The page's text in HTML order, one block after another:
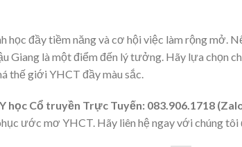
học đầy tiềm năng và cơ hội việc làm rộng mở.
Giang là một điểm đến lý tưởng. Hãy lựa chọn
thế giới YHCT đầy màu sắc.
học Cổ truyền Trực Tuyến: 083.906.1718
ước mơ YHCT. Hãy liên hệ ngay với chúng